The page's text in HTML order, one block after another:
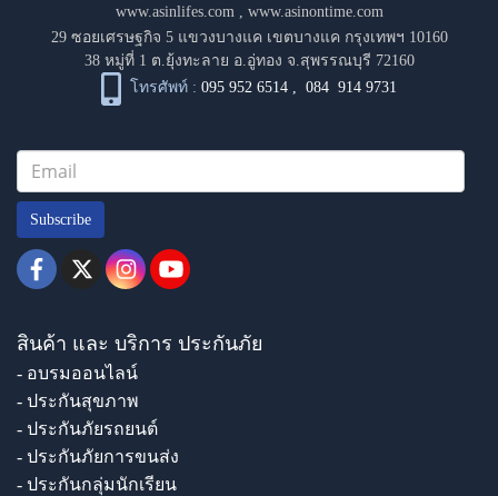
www.asinlifes.com, www.asinontime.com
29 ซอยเศรษฐกิจ 5 แขวงบางแค เขตบางแค กรุงเทพฯ 10160
38 หมู่ที่ 1 ต.ยุ้งทะลาย อ.อู่ทอง จ.สุพรรณบุรี 72160
โทรศัพท์ : 095 952 6514 ,084 914 9731
Subscribe
สินค้า และ บริการ ประกันภัย
- อบรมออนไลน์
- ประกันสุขภาพ
- ประกันภัยรถยนต์
- ประกันภัยการขนส่ง
- ประกันกลุ่มนักเรียน